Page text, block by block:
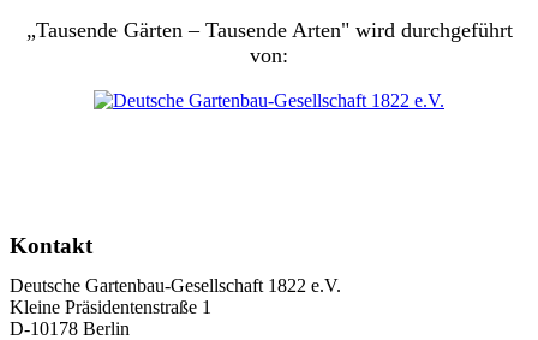
„Tausende Gärten – Tausende Arten" wird durchgeführt
von:
Kontakt
Deutsche Gartenbau-Gesellschaft 1822 e.V.
Kleine Präsidentenstraße 1
D-10178 Berlin